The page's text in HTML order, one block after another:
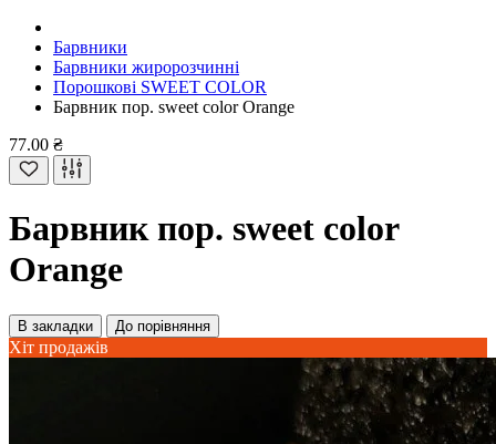
Барвники
Барвники жиророзчинні
Порошкові SWEET COLOR
Барвник пор. sweet color Orange
77.00 ₴
Барвник пор. sweet color
Orange
В закладки До порівняння
Хіт продажів